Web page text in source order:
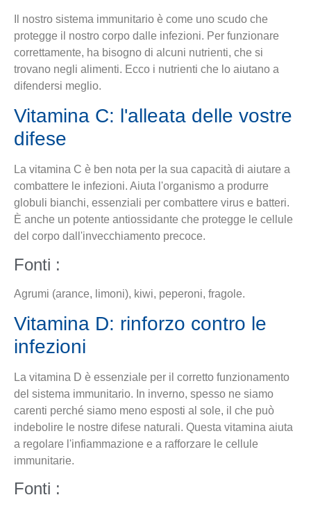
Il nostro sistema immunitario è come uno scudo che
protegge il nostro corpo dalle infezioni. Per funzionare
correttamente, ha bisogno di alcuni nutrienti, che si
trovano negli alimenti. Ecco i nutrienti che lo aiutano a
difendersi meglio.
Vitamina C: l'alleata delle vostre
difese
La vitamina C è ben nota per la sua capacità di aiutare a
combattere le infezioni. Aiuta l'organismo a produrre
globuli bianchi, essenziali per combattere virus e batteri.
È anche un potente antiossidante che protegge le cellule
del corpo dall'invecchiamento precoce.
Fonti :
Agrumi (arance, limoni), kiwi, peperoni, fragole.
Vitamina D: rinforzo contro le
infezioni
La vitamina D è essenziale per il corretto funzionamento
del sistema immunitario. In inverno, spesso ne siamo
carenti perché siamo meno esposti al sole, il che può
indebolire le nostre difese naturali. Questa vitamina aiuta
a regolare l'infiammazione e a rafforzare le cellule
immunitarie.
Fonti :